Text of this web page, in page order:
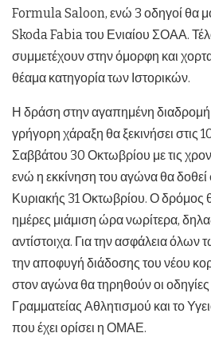
Formula Saloon, ενώ 3 οδηγοί θα
Skoda Fabia του Ενιαίου ΣΟΑΑ.
συμμετέχουν στην όμορφη και
θέαμα κατηγορία των Ιστορικών.
Η δράση στην αγαπημένη
γρήγορη χάραξη θα ξεκινήσει στις
Σαββάτου 30 Οκτωβρίου με τις
ενώ η εκκίνηση του αγώνα θα δοθεί
Κυριακής 31 Οκτωβρίου. Ο δρόμος
ημέρες μιάμιση ώρα νωρίτερα,
αντίστοιχα. Για την ασφάλεια όλων
την αποφυγή διάδοσης του νέου
στον αγώνα θα τηρηθούν οι οδηγίες
Γραμματείας Αθλητισμού και το
που έχει ορίσει η ΟΜΑΕ.